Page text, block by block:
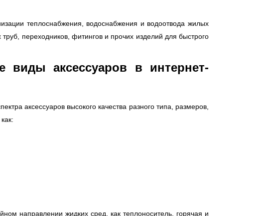
теплоснабжения, водоснабжения и водоотвода жилых
переходников, фитингов и прочих изделий для быстрого
виды аксессуаров в интернет-
аксессуаров высокого качества разного типа, размеров,
направлении жидких сред, как теплоноситель, горячая и